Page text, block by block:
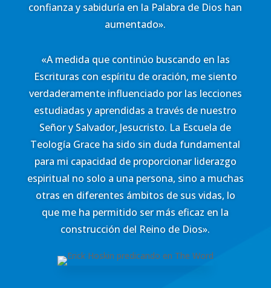
confianza y sabiduría en la Palabra de Dios han
aumentado».
«A medida que continúo buscando en las
Escrituras con espíritu de oración, me siento
verdaderamente influenciado por las lecciones
estudiadas y aprendidas a través de nuestro
Señor y Salvador, Jesucristo. La Escuela de
Teología Grace ha sido sin duda fundamental
para mi capacidad de proporcionar liderazgo
espiritual no solo a una persona, sino a muchas
otras en diferentes ámbitos de sus vidas, lo
que me ha permitido ser más eficaz en la
construcción del Reino de Dios».